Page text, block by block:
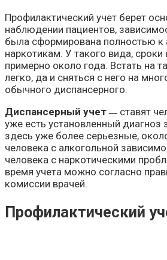
Профилактический учет берет
наблюдении пациентов,
была сформирована полностью к
наркотикам. У такого вида,
примерно около года. Встать на
легко, да и сняться с него на
обычного диспансерного.
Диспансерный учет — ставят
уже есть установленный диагноз
здесь уже более серьезные,
человека с алкогольной
человека с наркотическими
время учета можно согласно
комиссии врачей.
Профилактический